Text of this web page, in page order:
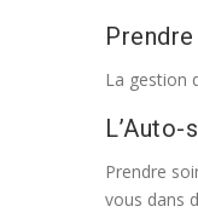
La gestion
Prendre
vous dans